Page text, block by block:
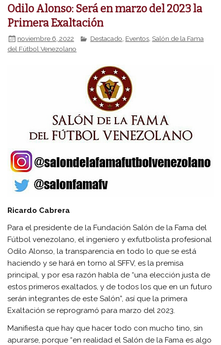
Odilo Alonso: Será en marzo del 2023 la
Primera Exaltación
noviembre 6, 2022 Destacado Eventos Salón de la Fama
del Fútbol Venezolano
Ricardo Cabrera
Para el presidente de la Fundación Salón de la Fama del
Fútbol venezolano, el ingeniero y exfutbolista profesional
Odilo Alonso, la transparencia en todo lo que se está
haciendo y se hará en torno al SFFV, es la premisa
principal, y por esa razón habla de “una elección justa de
estos primeros exaltados, y de todos los que en un futuro
serán integrantes de este Salón”, así que la primera
Exaltación se reprogramó para marzo del 2023.
Manifiesta que hay que hacer todo con mucho tino, sin
apurarse, porque “en realidad el Salón de la Fama es algo